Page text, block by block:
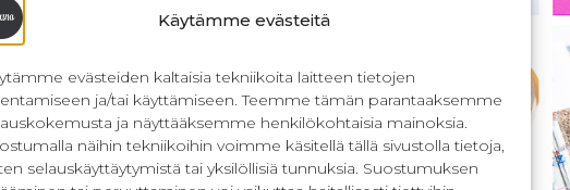
Käytämme evästeitä
evästeiden kaltaisia tekniikoita laitteen tietojen
ja/tai käyttämiseen. Teemme tämän parantaaksemme
ja näyttääksemme henkilökohtaisia mainoksia.
näihin tekniikoihin voimme käsitellä tällä sivustolla tietoja,
selauskäyttäytymistä tai yksilöllisiä tunnuksia. Suostumuksen